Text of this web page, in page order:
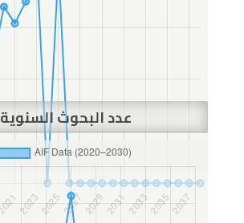
عدد البحوث السنوية